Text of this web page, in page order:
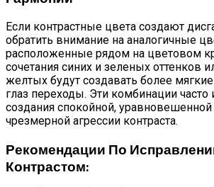
Если контрастные цвета создают
обратить внимание на аналогичные
расположенные рядом на цветовом
сочетания синих и зеленых оттенков
желтых будут создавать более
глаз переходы. Эти комбинации часто
создания спокойной,
чрезмерной агрессии контраста.
Рекомендации По
Контрастом: